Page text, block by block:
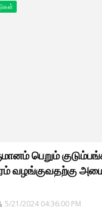
பெறும்
வழங்குவதற்கு
5/21/2024 04:36:00 PM